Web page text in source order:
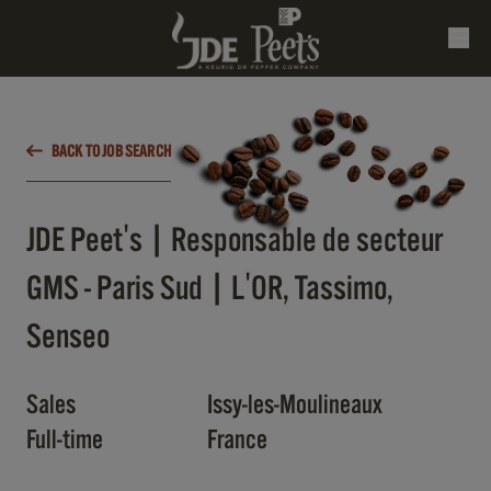
BACK TO JOB SEARCH
JDE Peet's | Responsable de secteur
GMS - Paris Sud | L'OR, Tassimo,
Senseo
Sales
Issy-les-Moulineaux
Full-time
France